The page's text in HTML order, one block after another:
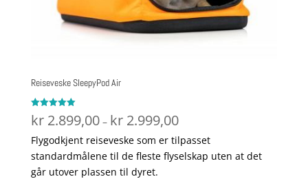
Reiseveske SleepyPod Air
Vurdert
5.00
kr2.899,00 – kr2.999,00Prisområde:
til
kr 2.999,00
Flygodkjent reiseveske som er tilpasset
standardmålene til de fleste flyselskap uten at det
går utover plassen til dyret.